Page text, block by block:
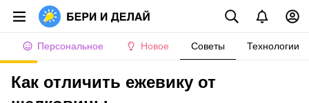
Персональное Новое Советы Технологии
Как отличить ежевику от